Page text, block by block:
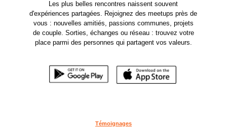
Les plus belles rencontres naissent souvent
d'expériences partagées. Rejoignez des meetups près de
vous : nouvelles amitiés, passions communes, projets
de couple. Sorties, échanges ou réseau : trouvez votre
place parmi des personnes qui partagent vos valeurs.
Témoignages